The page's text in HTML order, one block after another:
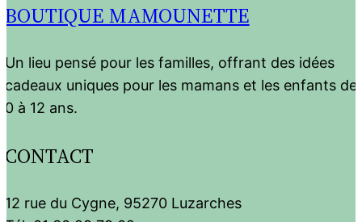
BOUTIQUE MAMOUNETTE
Un lieu pensé pour les familles, offrant des idées
cadeaux uniques pour les mamans et les enfants de
0 à 12 ans.
CONTACT
12 rue du Cygne, 95270 Luzarches